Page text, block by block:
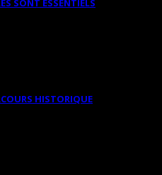
SONT ESSENTIELS
HISTORIQUE